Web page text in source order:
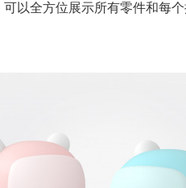
以全方位展示所有零件和每个